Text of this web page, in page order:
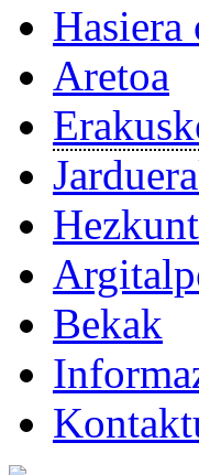
Hasiera
Aretoa
Bekak